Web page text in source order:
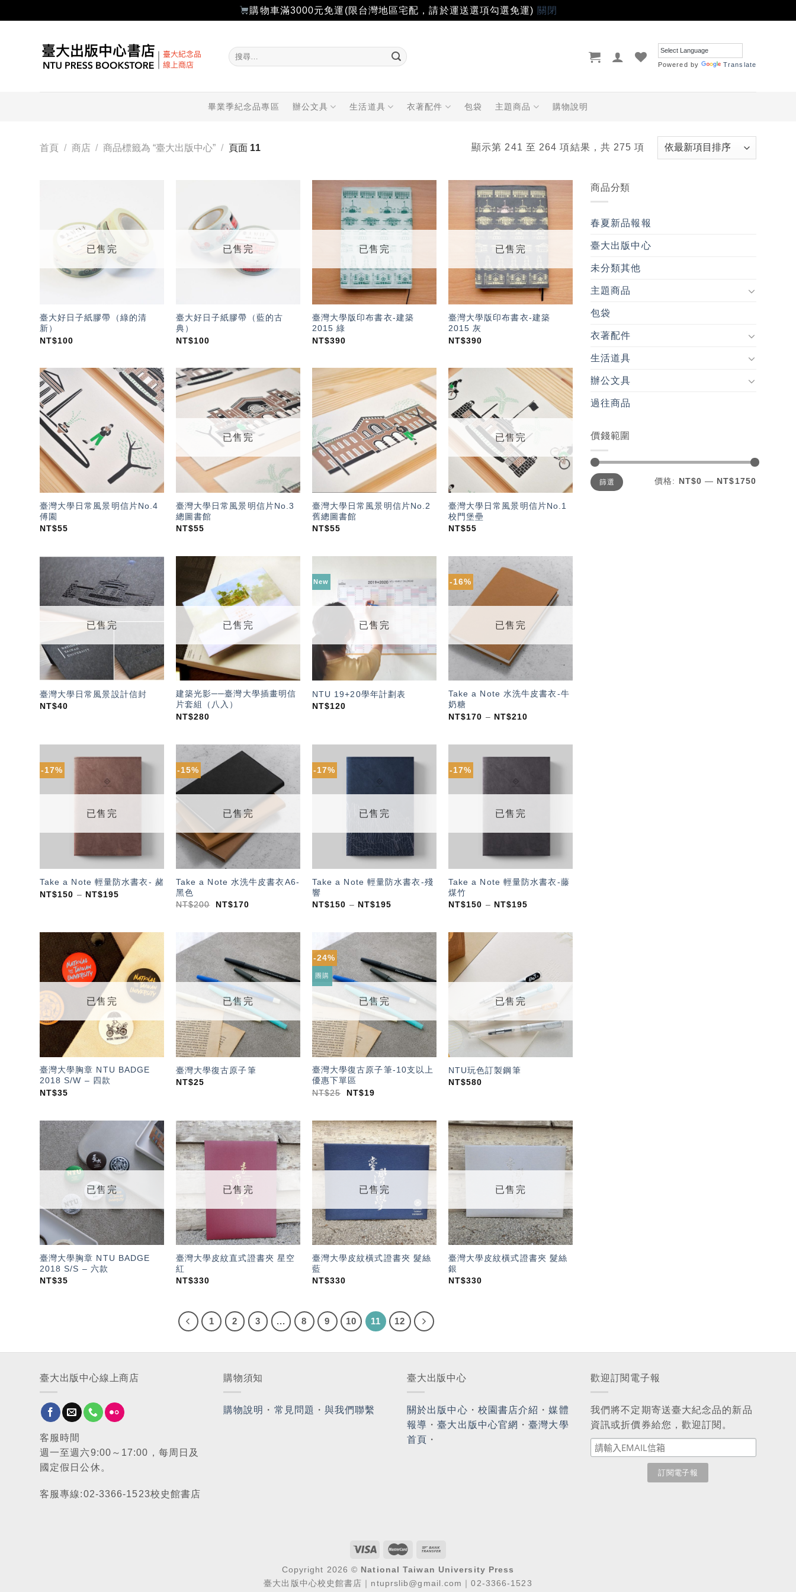
購物車滿3000元免運(限台灣地區宅配，請於運送選項勾選免運) 關閉
搜
尋
Powered by Translate
畢業季紀念品專區 辦公文具 生活道具 衣著配件 包袋 主題商品 購物說明
首頁 / 商店 / 商品標籤為 “臺大出版中心” / 頁面 11 顯示第 241 至 264 項結果，共 275 項
「願
望輕
已售完
臺大好日子紙膠帶（綠的清
新）
NT$100
已售完
臺大好日子紙膠帶（藍的古
典）
NT$100
「願
望輕
已售完
臺灣大學版印布書衣-建築
2015 綠
NT$390
望輕
已售完
臺灣大學版印布書衣-建築
2015 灰
NT$390
加入
「願
望輕
單」
臺灣大學日常風景明信片No.4
傅園
NT$55
加入
「願
望輕
已售完
臺灣大學日常風景明信片No.3
總圖書館
NT$55
「願
望輕
單」
臺灣大學日常風景明信片No.2
舊總圖書館
NT$55
加入
「願
望輕
已售完
臺灣大學日常風景明信片No.1
校門堡壘
NT$55
加入
「願
望輕
已售完
臺灣大學日常風景設計信封
NT$40
加入
「願
望輕
單」
已售完
建築光影──臺灣大學插畫明信
片套組（八入）
NT$280
New
加入
「願
望輕
已售完
NTU 19+20學年計劃表
NT$120
-16%
加入
「願
望輕
已售完
Take a Note 水洗牛皮書衣-牛
奶糖
NT$170 – NT$210
-17%
望輕
已售完
Take a Note 輕量防水書衣- 赭
NT$150 – NT$195
-15%
加入
「願
望輕
已售完
Take a Note 水洗牛皮書衣A6-
黑色
NT$200 NT$170
-17%
望輕
已售完
Take a Note 輕量防水書衣-殘
響
NT$150 – NT$195
-17%
望輕
已售完
Take a Note 輕量防水書衣-藤
煤竹
NT$150 – NT$195
「願
望輕
單」
已售完
臺灣大學胸章 NTU BADGE
2018 S/W – 四款
NT$35
「願
望輕
已售完
臺灣大學復古原子筆
NT$25
-24%
團購
「願
望輕
已售完
臺灣大學復古原子筆-10支以上
優惠下單區
NT$25 NT$19
望輕
單」
已售完
NTU玩色訂製鋼筆
NT$580
加入
「願
望輕
已售完
臺灣大學胸章 NTU BADGE
2018 S/S – 六款
NT$35
加入
「願
望輕
已售完
臺灣大學皮紋直式證書夾 星空
紅
NT$330
望輕
已售完
臺灣大學皮紋橫式證書夾 髮絲
藍
NT$330
望輕
已售完
臺灣大學皮紋橫式證書夾 髮絲
銀
NT$330
1 2 3 ... 8 9 10 11 12
商品分類
春夏新品報報
臺大出版中心
未分類其他
主題商品
包袋
衣著配件
生活道具
辦公文具
過往商品
價錢範圍
最
低
價
最
高
價
篩選 價格: NT$0 — NT$1750
臺大出版中心線上商店
客服時間
週一至週六9:00～17:00，每周日及
國定假日公休。
客服專線:02-3366-1523校史館書店
購物須知
購物說明 ・ 常見問題 ・與我們聯繫
臺大出版中心
關於出版中心 ・ 校園書店介紹 ・媒體
報導 ・臺大出版中心官網 ・臺灣大學
首頁 ・
歡迎訂閱電子報
我們將不定期寄送臺大紀念品的新品
資訊或折價券給您，歡迎訂閱。
Copyright 2026 © National Taiwan University Press
臺大出版中心校史館書店｜ntuprslib@gmail.com｜02-3366-1523